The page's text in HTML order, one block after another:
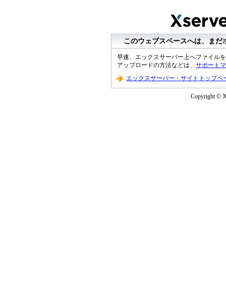
このウェブスペースへは、ま
早速、エックスサーバー上へファイル
アップロードの方法などは、 サポート
エックスサーバー・サイトトップペ
Copyright ©